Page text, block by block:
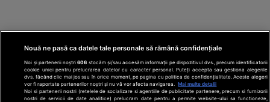
Nouă ne pasă ca datele tale personale să rămână confidențiale
Noi și partenerii noștri606 stocăm și/sau accesăm informații pe dispozitivul dvs., precum identificatorii
cookie unici pentru prelucrarea datelor cu caracter personal. Puteți accepta sau gestiona alegerile
dvs. făcând clic mai jos sau în orice moment, pe pagina cu politica de confidențialitate. Aceste alegeri
vor fi raportate partenerilor noștri și nu vă vor afecta navigarea.
Mai multe detalii
Noi si partenerii nostri (retelele de socializare si agentiile de publicitate partenere, precum si furnizorii
nostri de servicii de date analitice) prelucram date pentru a permite website-ului sa functioneze,